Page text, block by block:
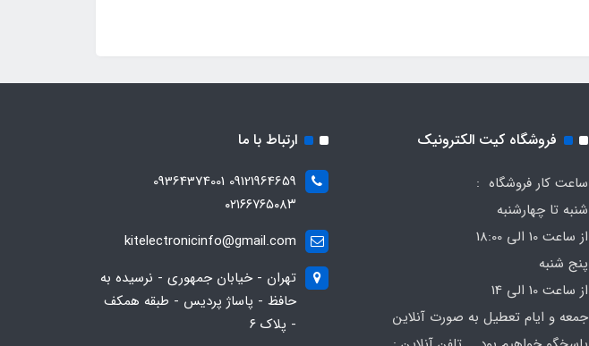
فروشگاه کیت الکترونیک
ساعت کار فروشگاه :
شنبه تا چهارشنبه
از ساعت 10 الی 18:00
پنج شنبه
از ساعت 10 الی 14
جمعه و ایام تعطیل به صورت آنلاین
ارتباط با ما
09121964659 09364374001
۰۲۱۶۶۷۶۵۰۸۳
kitelectronicinfo@gmail.com
تهران - خیابان جمهوری - نرسیده به
حافظ - پاساژ پردیس - طبقه همکف
- پلاک ۶